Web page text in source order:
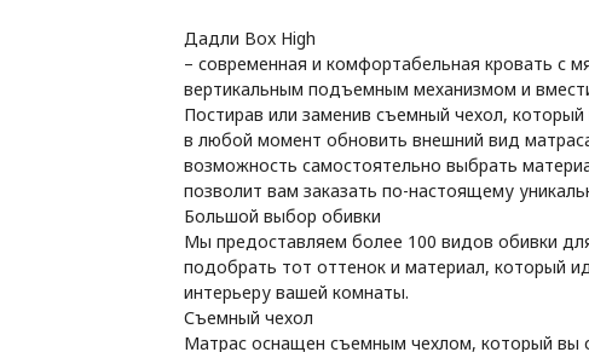
Дадли Box High
– современная и комфортабельная кровать с
вертикальным подъемным механизмом и
Постирав или заменив съемный чехол,
в любой момент обновить внешний вид
возможность самостоятельно выбрать
позволит вам заказать по-настоящему
Большой выбор обивки
Мы предоставляем более 100 видов обивки
подобрать тот оттенок и материал, который
интерьеру вашей комнаты.
Съемный чехол
Матрас оснащен съемным чехлом, который